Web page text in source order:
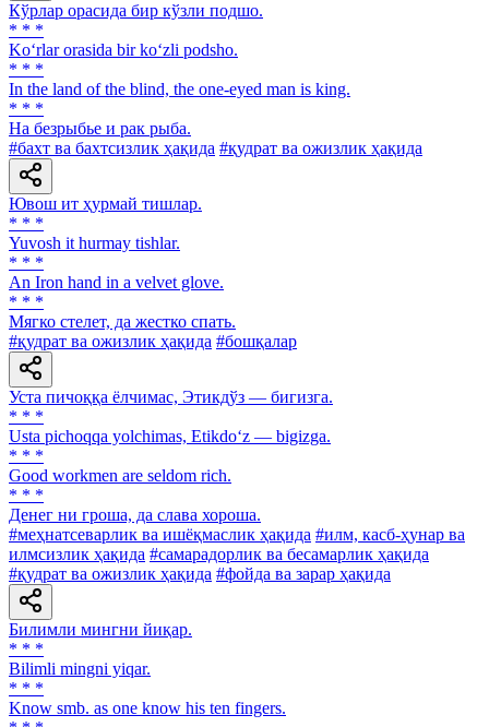
Кўрлар орасида бир кўзли подшо.
* * *
Ko‘rlar orasida bir ko‘zli podsho.
* * *
In the land of the blind, the one-eyed man is king.
* * *
Ha безрыбье и рак рыба.
#бахт ва бахтсизлик ҳақида #қудрат ва ожизлик ҳақида
Ювош ит ҳурмай тишлар.
* * *
Yuvosh it hurmay tishlar.
* * *
An Iron hand in a velvet glove.
* * *
Мягко стелет, да жестко спать.
#қудрат ва ожизлик ҳақида #бошқалар
Уста пичоққа ёлчимас, Этикдўз — бигизга.
* * *
Usta pichoqqa yolchimas, Etikdo‘z — bigizga.
* * *
Good workmen are seldom rich.
* * *
Денег ни гроша, да слава хороша.
#меҳнатсеварлик ва ишёқмаслик ҳақида #илм, касб-ҳунар ва
илмсизлик ҳақида #самарадорлик ва бесамарлик ҳақида
#қудрат ва ожизлик ҳақида #фойда ва зарар ҳақида
Билимли мингни йиқар.
* * *
Bilimli mingni yiqar.
* * *
Know smb. as one know his ten fingers.